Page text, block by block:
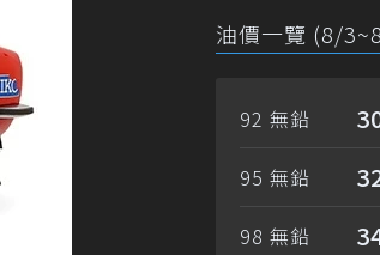
油價一覽 (8/
92 無鉛
95 無鉛
98 無鉛